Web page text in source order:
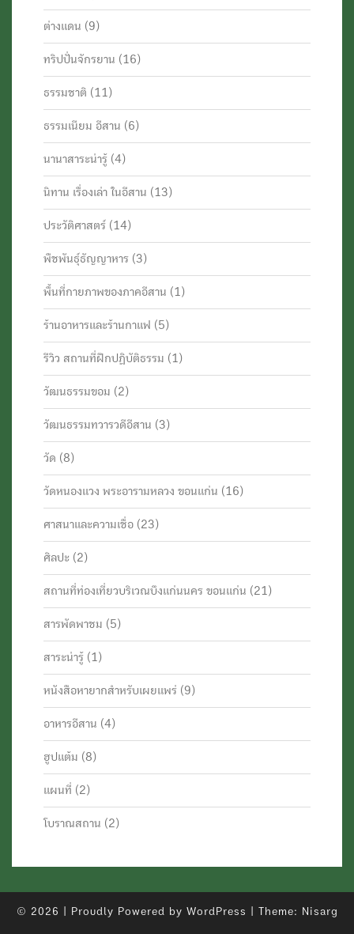
ต่างแดน (9)
ทริปปั่นจักรยาน (16)
ธรรมชาติ (11)
ธรรมเนียม อีสาน (6)
นานาสาระน่ารู้ (4)
นิทาน เรื่องเล่า ในอีสาน (13)
ประวัติศาสตร์ (14)
พืชพันธุ์ธัญญาหาร (3)
พื้นที่กายภาพของภาคอีสาน (1)
ร้านอาหารและร้านกาแฟ (5)
รีวิว สถานที่ฝึกปฏิบัติธรรม (1)
วัฒนธรรมขอม (2)
วัฒนธรรมทวารวดีอีสาน (3)
วัด (8)
วัดหนองแวง พระอารามหลวง ขอนแก่น (16)
ศาสนาและความเชื่อ (23)
ศิลปะ (2)
สถานที่ท่องเที่ยวบริเวณบึงแก่นนคร ขอนแก่น (21)
สารพัดพาชม (5)
สาระน่ารู้ (1)
หนังสือหายากสำหรับเผยแพร่ (9)
อาหารอีสาน (4)
ฮูปแต้ม (8)
แผนที่ (2)
โบราณสถาน (2)
© 2026 Proudly Powered by WordPress Theme: Nisarg